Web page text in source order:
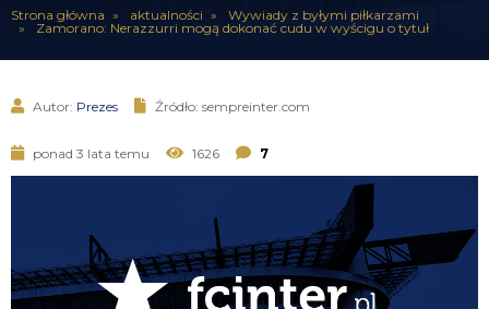
PUCHARY
Strona główna aktualności
Wywiady z byłymi piłkarzami
Zamorano: Nerazzurri mogą dokonać cudu w wyścigu o tytuł
Autor: Prezes Źródło: sempreinter.com
ponad 3 lata temu 1626 7